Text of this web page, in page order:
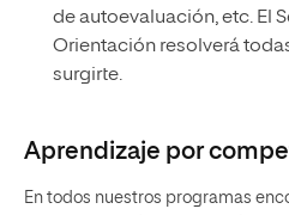
de autoevaluación, etc. El
Orientación resolverá
surgirte.
Aprendizaje por
En todos nuestros programas